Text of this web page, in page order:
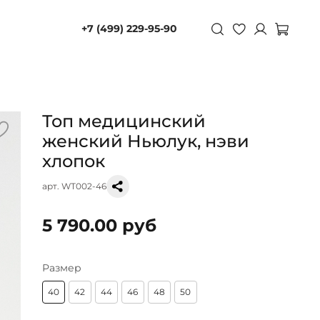
+7 (499) 229-95-90
Топ медицинский
женский Ньюлук, нэви
хлопок
арт. WT002-46
Размер
40 42 44 46 48 50
5 790.00 руб